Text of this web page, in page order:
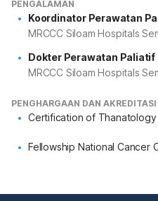
PENGALAMAN
Koordinator Perawatan
MRCCC Siloam Hospitals
Dokter Perawatan Paliatif
MRCCC Siloam Hospitals
PENGHARGAAN DAN AKREDITASI
Certification of
Fellowship National Cancer